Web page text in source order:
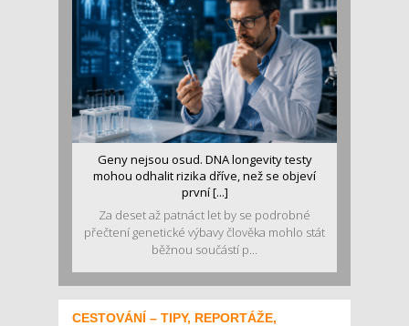
Geny nejsou osud. DNA longevity testy
mohou odhalit rizika dříve, než se objeví
první [...]
Za deset až patnáct let by se podrobné
přečtení genetické výbavy člověka mohlo stát
běžnou součástí p...
CESTOVÁNÍ – TIPY, REPORTÁŽE,